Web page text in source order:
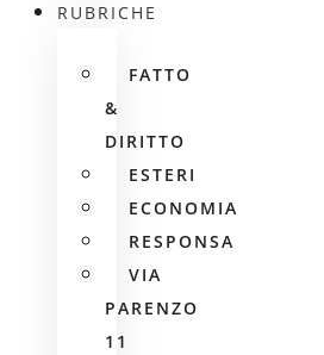
RUBRICHE
FATTO
&
DIRITTO
ESTERI
ECONOMIA
RESPONSA
VIA
PARENZO
11